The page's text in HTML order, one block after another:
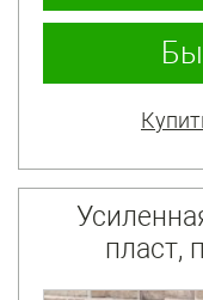
пласт,